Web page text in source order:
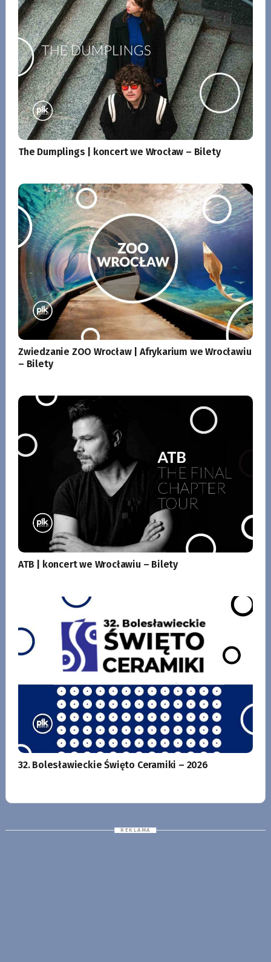
The Dumplings | koncert we Wrocław – Bilety
Zwiedzanie ZOO Wrocław | Afrykarium we Wrocławiu
– Bilety
ATB | koncert we Wrocławiu – Bilety
32. Bolesławieckie Święto Ceramiki – 2026